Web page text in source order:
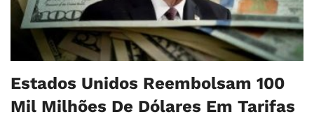
Estados Unidos Reembolsam 100
Mil Milhões De Dólares Em Tarifas